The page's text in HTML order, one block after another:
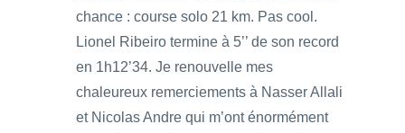
chance : course solo 21 km. Pas cool.
Lionel Ribeiro termine à 5’’ de son record
en 1h12’34. Je renouvelle mes
chaleureux remerciements à Nasser Allali
et Nicolas Andre qui m’ont énormément